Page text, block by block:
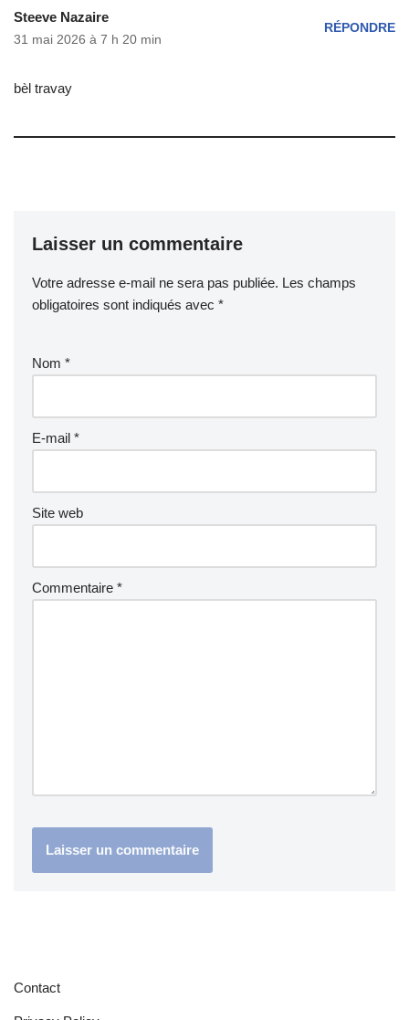
Steeve Nazaire
31 mai 2026 à 7 h 20 min
RÉPONDRE
bèl travay
Laisser un commentaire
Votre adresse e-mail ne sera pas publiée. Les champs
obligatoires sont indiqués avec *
Nom *
E-mail *
Site web
Commentaire *
Contact